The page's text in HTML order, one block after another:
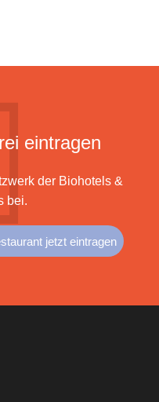
eintragen
der Biohotels &
bei.
jetzt eintragen